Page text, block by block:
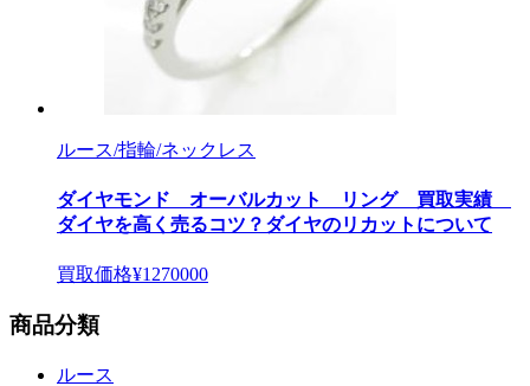
ルース/指輪/ネックレス
ダイヤモンド オーバルカット リング 買取実績
ダイヤを高く売るコツ？ダイヤのリカットについて
買取価格¥1270000
商品分類
ルース